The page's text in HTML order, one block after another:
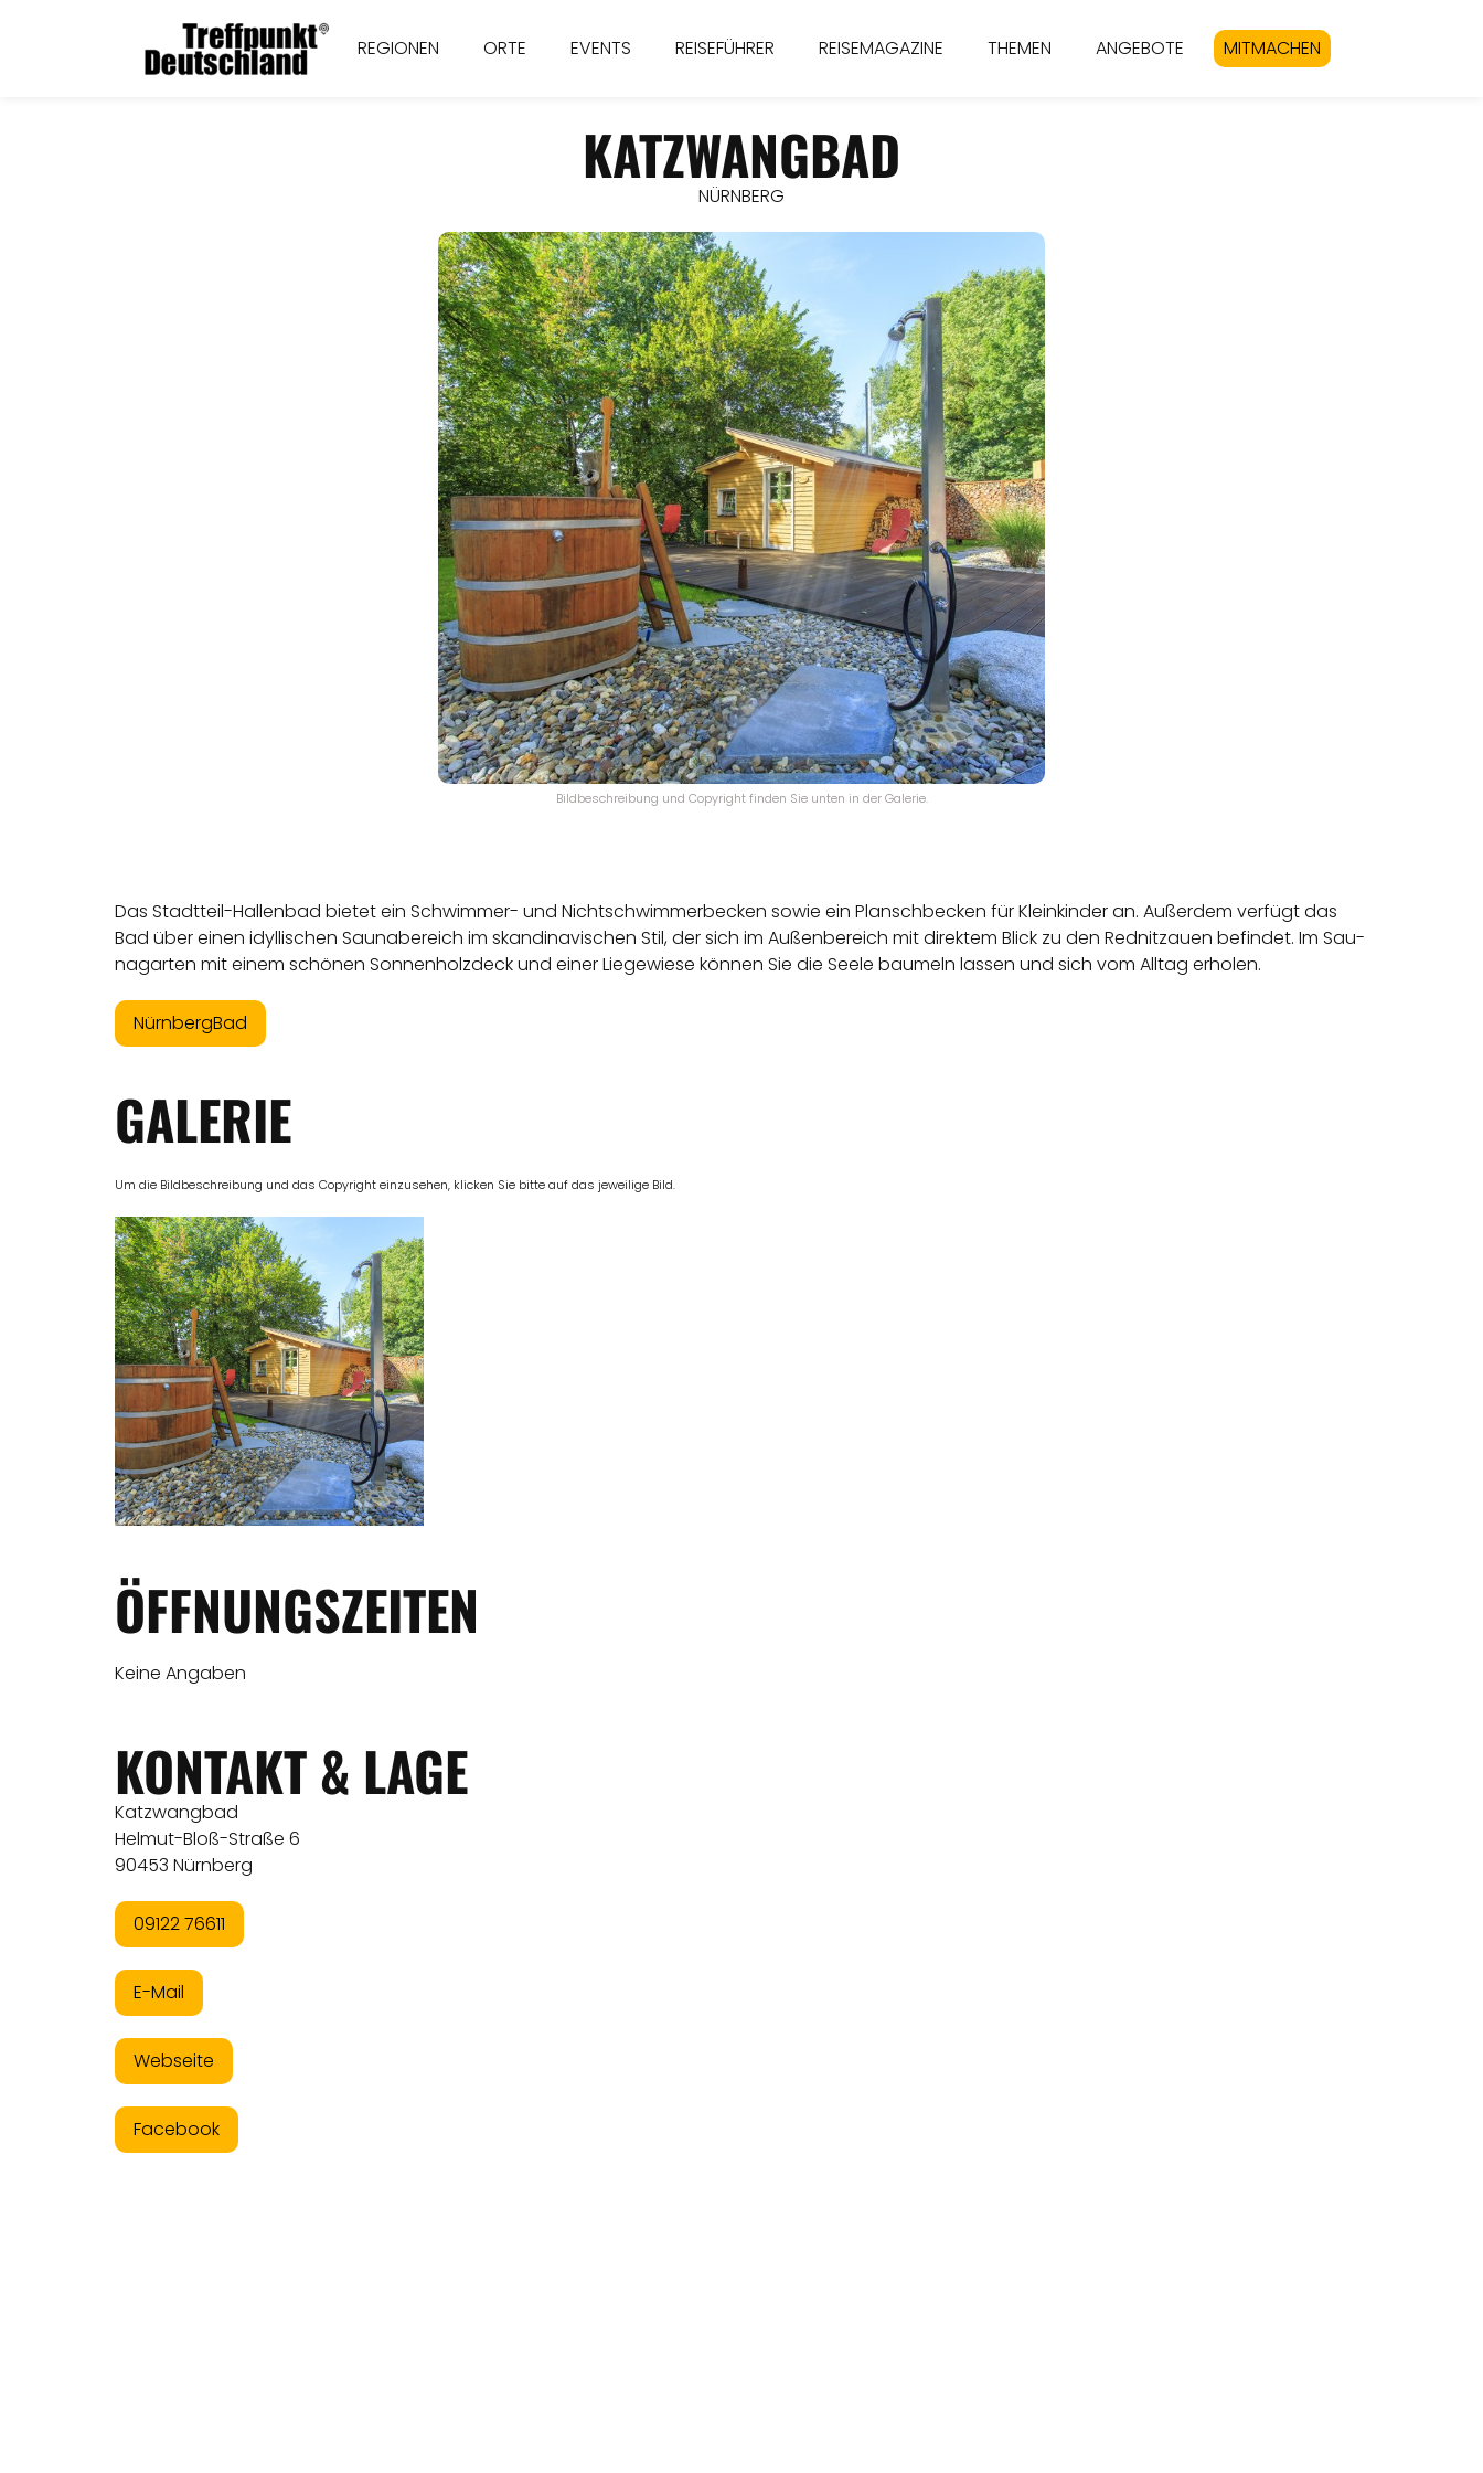
REGIONEN ORTE EVENTS REISEFÜHRER REISEMAGAZINE THEMEN ANGEBOTE MITMACHEN
KATZWANGBAD
NÜRNBERG
Bildbeschreibung und Copyright finden Sie unten in der Galerie.
Das Stadt­teil-Hal­len­bad bie­tet ein Schwim­mer- und Nicht­schwim­mer­be­cken so­wie ein Plansch­be­cken für Klein­kin­der an. Außer­dem ver­fügt das
Bad über einen idyl­li­schen Sau­na­be­reich im ska­ndi­na­vi­schen Stil, der sich im Außen­be­reich mit di­rek­tem Blick zu den Red­nitz­au­en be­fin­det. Im Sau­
na­gar­ten mit ei­nem schö­nen Son­nen­holz­deck und einer Lie­ge­wie­se kön­nen Sie die Seele bau­meln las­sen und sich vom All­tag er­ho­len.
NürnbergBad
GALERIE
Um die Bildbeschreibung und das Copyright einzusehen, klicken Sie bitte auf das jeweilige Bild.
ÖFFNUNGSZEITEN
Keine Angaben
KONTAKT & LAGE
Katzwangbad
Helmut-Bloß-Straße 6
90453 Nürnberg
09122 76611
E-Mail
Webseite
Facebook